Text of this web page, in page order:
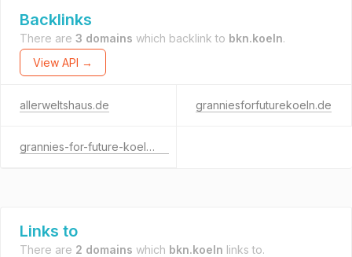
Backlinks
There are 3 domains which backlink to bkn.koeln.
View API →
allerweltshaus.de granniesforfuturekoeln.de
grannies-for-future-koeln.de
Links to
There are 2 domains which bkn.koeln links to.